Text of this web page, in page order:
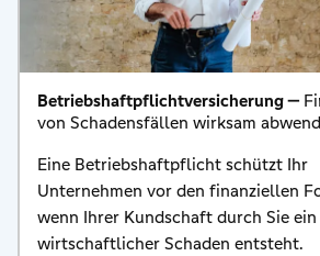
Betriebshaftpflichtversicherung —
von Schadensfällen wirksam
Eine Betriebshaftpflicht schützt Ihr
Unternehmen vor den finanziellen
wenn Ihrer Kundschaft durch Sie ein
wirtschaftlicher Schaden entsteht.